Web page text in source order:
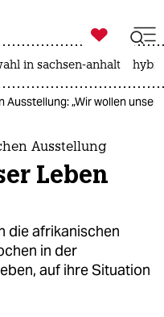

taz zahl ich
in sachsen-anhalt
„Wir wollen unser
Ausstellung
Leben
die afrikanischen
in der
auf ihre Situation